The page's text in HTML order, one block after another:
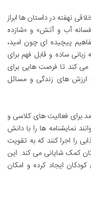
نهفته در داستان ها ابراز
آب و آتش» و «شازده
اند مفاهیم پیچیده ای چون امید،
ساده و قابل فهم برای
می کند تا فرصت هایی برای
ارزش های زندگی و مسائل
برای فعالیت های کلاسی و
نمایشنامه ها را با دانش
را اجرا کنند که به تقویت
کمک شایانی می کند. این
ایجاد کرده و امکان